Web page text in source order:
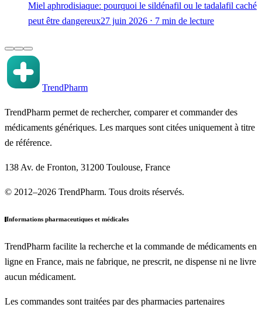
Miel aphrodisiaque: pourquoi le sildénafil ou le tadalafil caché
peut être dangereux27 juin 2026 ⋅ 7 min de lecture
TrendPharm
TrendPharm permet de rechercher, comparer et commander des
médicaments génériques. Les marques sont citées uniquement à titre
de référence.
138 Av. de Fronton, 31200 Toulouse, France
© 2012–2026 TrendPharm. Tous droits réservés.
Informations pharmaceutiques et médicales
TrendPharm facilite la recherche et la commande de médicaments en
ligne en France, mais ne fabrique, ne prescrit, ne dispense ni ne livre
aucun médicament.
Les commandes sont traitées par des pharmacies partenaires